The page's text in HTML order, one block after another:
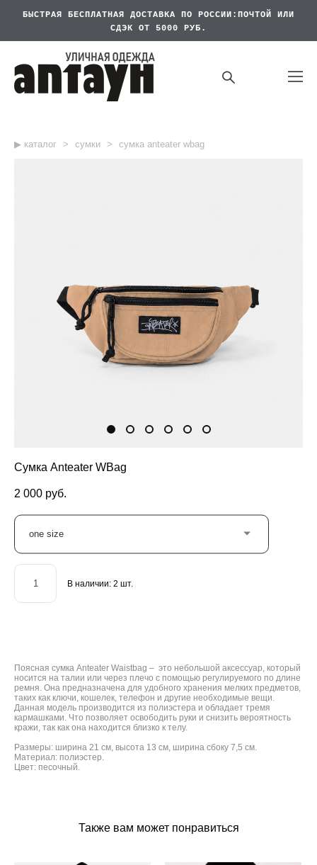
БЫСТРАЯ БЕСПЛАТНАЯ
ДОСТАВКА ПО РОССИИ:ПОЧТОЙ ИЛИ
СДЭК ОТ 5000 РУБ.
▶︎ каталог > сумки > сумка anteater wbag
Сумка Anteater WBag
2 000 pуб.
one size
В наличии: 2 шт.
Поясная сумка Anteater Waistbag – это небольшой аксессуар, который
носится на талии или через плечо с помощью регулируемого по длине
ремня. Она предназначена для удобного хранения мелких предметов,
таких как ключи, кошелек, телефон и другие необходимые вещи.
Данная модель производится из полиэстера и обладает тремя
кармашками. Что позволяет освободить руки и снизить вероятность
кражи, так как она находится близко к телу.
Размеры: ширина 21 см, высота 13 см, ширина сбоку 7,5 см.
Материал: полиэстер.
Цвет: песочный.
Также вам может понравиться